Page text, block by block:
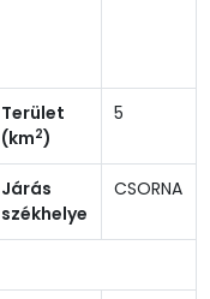
Terület
(km2)
5
Járás
székhelye
CSORNA